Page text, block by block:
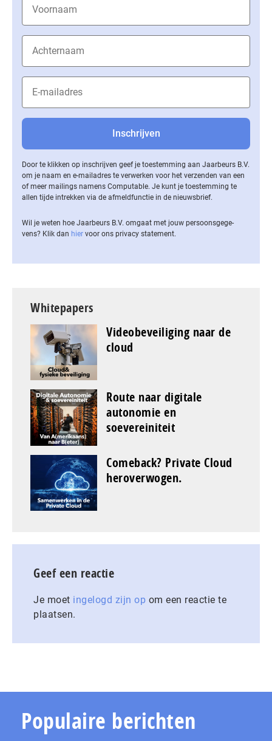
Door te klikken op inschrijven geef je toestemming aan Jaarbeurs B.V.
om je naam en e-mailadres te verwerken voor het verzenden van een
of meer mailings namens Computable. Je kunt je toestemming te
allen tijde intrekken via de af­meld­func­tie in de nieuwsbrief.
Wil je weten hoe Jaarbeurs B.V. omgaat met jouw per­soons­ge­ge­
vens? Klik dan hier voor ons privacy statement.
Whitepapers
Videobeveiliging naar de
cloud
Route naar digitale
autonomie en
soevereiniteit
Comeback? Private Cloud
heroverwogen.
Geef een reactie
Je moet ingelogd zijn op om een reactie te
plaatsen.
Populaire berichten